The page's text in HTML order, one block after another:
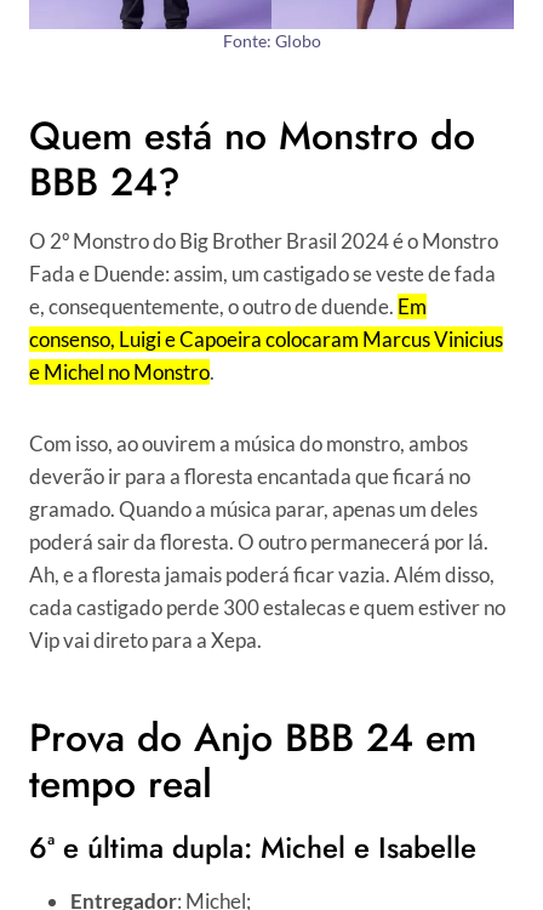
Fonte: Globo
Quem está no Monstro do
BBB 24?
O 2º Monstro do Big Brother Brasil 2024 é o Monstro
Fada e Duende: assim, um castigado se veste de fada
e, consequentemente, o outro de duende. Em
consenso, Luigi e Capoeira colocaram Marcus Vinicius
e Michel no Monstro.
Com isso, ao ouvirem a música do monstro, ambos
deverão ir para a floresta encantada que ficará no
gramado. Quando a música parar, apenas um deles
poderá sair da floresta. O outro permanecerá por lá.
Ah, e a floresta jamais poderá ficar vazia. Além disso,
cada castigado perde 300 estalecas e quem estiver no
Vip vai direto para a Xepa.
Prova do Anjo BBB 24 em
tempo real
6ª e última dupla: Michel e Isabelle
Entregador: Michel;